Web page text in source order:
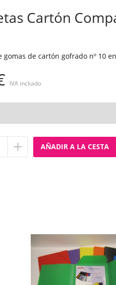
Cartón
gomas de cartón gofrado nº 10
IVA incluido